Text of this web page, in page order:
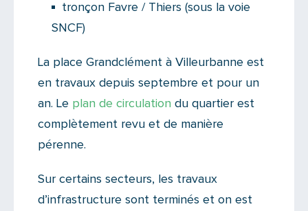
tronçon Favre / Thiers (sous la voie
SNCF)
La place Grandclément à Villeurbanne est
en travaux depuis septembre et pour un
an. Le plan de circulation du quartier est
complètement revu et de manière
pérenne.
Sur certains secteurs, les travaux
d’infrastructure sont terminés et on est